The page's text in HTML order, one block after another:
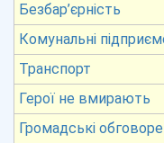
Безбар’єрність
Комунальні
Транспорт
Герої не вмирають
Громадські